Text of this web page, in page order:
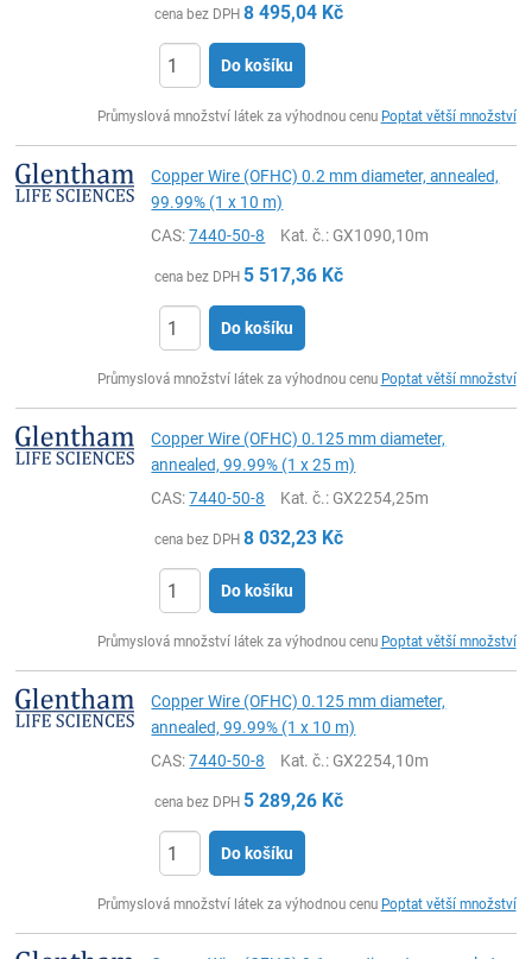
cena bez DPH 8 495,04 Kč
Do košíku
Průmyslová množství látek za výhodnou cenu Poptat větší množství
Copper Wire (OFHC) 0.2 mm diameter, annealed,
99.99% (1 x 10 m)
CAS:7440-50-8 Kat. č.: GX1090,10m
cena bez DPH 5 517,36 Kč
Do košíku
Průmyslová množství látek za výhodnou cenu Poptat větší množství
Copper Wire (OFHC) 0.125 mm diameter,
annealed, 99.99% (1 x 25 m)
CAS:7440-50-8 Kat. č.: GX2254,25m
cena bez DPH 8 032,23 Kč
Do košíku
Průmyslová množství látek za výhodnou cenu Poptat větší množství
Copper Wire (OFHC) 0.125 mm diameter,
annealed, 99.99% (1 x 10 m)
CAS:7440-50-8 Kat. č.: GX2254,10m
cena bez DPH 5 289,26 Kč
Do košíku
Průmyslová množství látek za výhodnou cenu Poptat větší množství